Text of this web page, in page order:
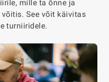
mille ta õnne ja
See võit käivitas
turniiridele.